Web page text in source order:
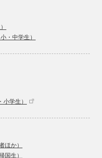
・中学生）
学生）
ほか）
国生）